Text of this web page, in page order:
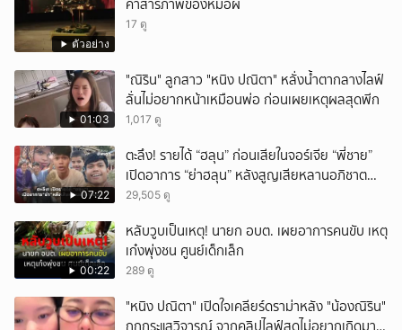
ตัวอย่าง
คำสารภาพของหมอผี
17 ดู
01:03
"ณิริน" ลูกสาว "หนิง ปณิตา" หลั่งน้ำตากลางไลฟ์
ลั่นไม่อยากหน้าเหมือนพ่อ ก่อนเผยเหตุผลสุดพีก
1,017 ดู
07:22
ตะลึง! รายได้ “ฮลุน” ก่อนเสียในจอร์เจีย “พี่ชาย”
เปิดอาการ “ย่าฮลุน” หลังสูญเสียหลานอภิชาต
บุตร!
29,505 ดู
00:22
หลับวูบเป็นเหตุ! นายก อบต. เผยอาการคนขับ เหตุ
เก๋งพุ่งชน ศูนย์เด็กเล็ก
289 ดู
"หนิง ปณิตา" เปิดใจเคลียร์ดราม่าหลัง "น้องณิริน"